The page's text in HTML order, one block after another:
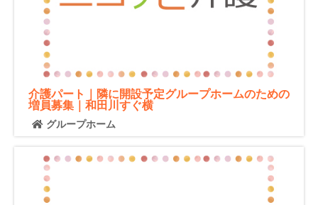
介護パート｜隣に開設予定グループホームのための
増員募集｜和田川すぐ横
グループホーム